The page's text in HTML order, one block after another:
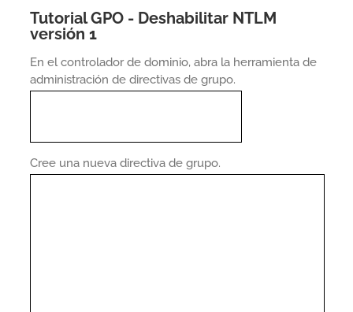
Tutorial GPO - Deshabilitar NTLM
versión 1
En el controlador de dominio, abra la herramienta de
administración de directivas de grupo.
Cree una nueva directiva de grupo.